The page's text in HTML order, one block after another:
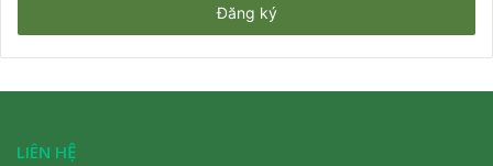
của
bạn
LIÊN HỆ